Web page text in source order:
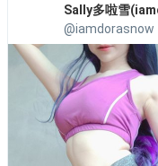
@iamdorasnow